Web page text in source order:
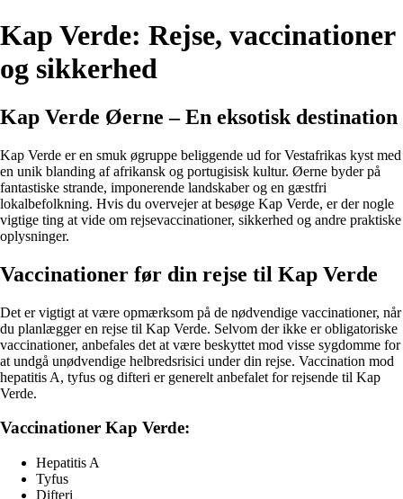
Kap Verde: Rejse, vaccinationer
og sikkerhed
Kap Verde Øerne – En eksotisk destination
Kap Verde er en smuk øgruppe beliggende ud for Vestafrikas kyst med
en unik blanding af afrikansk og portugisisk kultur. Øerne byder på
fantastiske strande, imponerende landskaber og en gæstfri
lokalbefolkning. Hvis du overvejer at besøge Kap Verde, er der nogle
vigtige ting at vide om rejsevaccinationer, sikkerhed og andre praktiske
oplysninger.
Vaccinationer før din rejse til Kap Verde
Det er vigtigt at være opmærksom på de nødvendige vaccinationer, når
du planlægger en rejse til Kap Verde. Selvom der ikke er obligatoriske
vaccinationer, anbefales det at være beskyttet mod visse sygdomme for
at undgå unødvendige helbredsrisici under din rejse. Vaccination mod
hepatitis A, tyfus og difteri er generelt anbefalet for rejsende til Kap
Verde.
Vaccinationer Kap Verde:
Hepatitis A
Tyfus
Difteri